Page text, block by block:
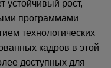
устойчивый рост,
программами
технологических
кадров в этой
доступных для